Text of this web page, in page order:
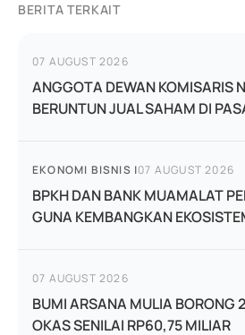
BERITA TERKAIT
07 AUGUST 2026
ANGGOTA DEWAN KOMISARIS
BERUNTUN JUAL SAHAM DI
EKONOMI BISNIS |07 AUGUST 2026
BPKH DAN BANK MUAMALAT
GUNA KEMBANGKAN
07 AUGUST 2026
BUMI ARSANA MULIA BORONG
OKAS SENILAI RP60,75 MILIAR